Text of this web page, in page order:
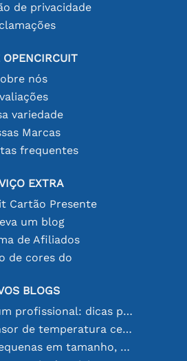
de privacidade
OPENCIRCUIT
nós
variedade
Marcas
frequentes
EXTRA
Cartão Presente
um blog
de Afiliados
de cores do
BLOGS
Soldando como um profissional: dicas para conexões eletrônicas perfeitas
Escolhendo o sensor de temperatura certo [youtube]
Baterias 18650: Pequenas em tamanho, grandes em desempenho